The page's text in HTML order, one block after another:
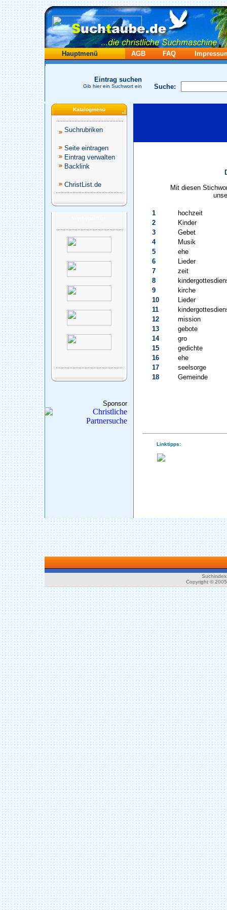
Hauptmenü AGB FAQ
Suche:
Eintrag suchen
Gib hier ein Suchwort ein
Katalogmenü
Suchrubriken
Seite eintragen
Eintrag verwalten
Backlink
ChristList.de
Sponsor
Mit diesen
1
hochzeit
2
Kinder
3
Gebet
4
Musik
5
ehe
6
Lieder
7
zeit
8
9
kirche
10
Lieder
11
12
mission
13
gebote
14
gro
15
gedichte
16
ehe
17
seelsorge
18
Gemeinde
Linktipps:
Copyright ©